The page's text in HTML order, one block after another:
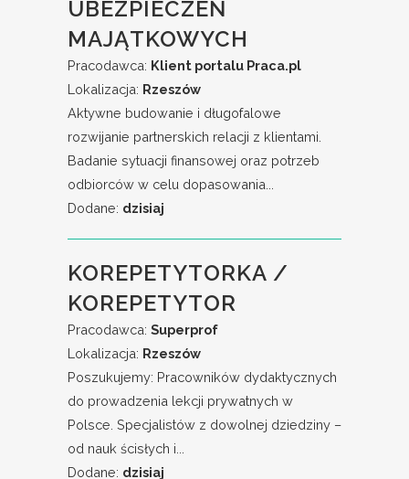
UBEZPIECZEŃ
MAJĄTKOWYCH
Pracodawca: Klient portalu Praca.pl
Lokalizacja: Rzeszów
Aktywne budowanie i długofalowe
rozwijanie partnerskich relacji z klientami.
Badanie sytuacji finansowej oraz potrzeb
odbiorców w celu dopasowania...
Dodane: dzisiaj
KOREPETYTORKA /
KOREPETYTOR
Pracodawca: Superprof
Lokalizacja: Rzeszów
Poszukujemy: Pracowników dydaktycznych
do prowadzenia lekcji prywatnych w
Polsce. Specjalistów z dowolnej dziedziny –
od nauk ścisłych i...
Dodane: dzisiaj